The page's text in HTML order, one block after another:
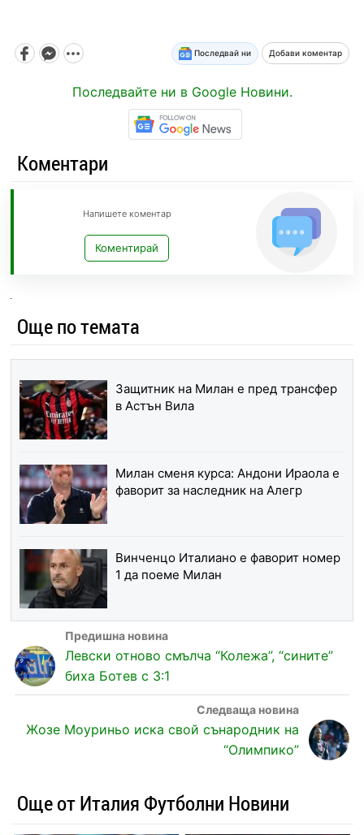
Последвай ни Добави коментар
Последвайте ни в Google Новини.
Коментари
Напишете коментар
Коментирай
Още по темата
Защитник на Милан е пред трансфер
в Астън Вила
Милан сменя курса: Андони Ираола е
фаворит за наследник на Алегр
Винченцо Италиано е фаворит номер
1 да поеме Милан
Левски отново смълча “Колежа”, “сините”
биха Ботев с 3:1
Жозе Моуриньо иска свой сънародник на
“Олимпико”
Още от Италия Футболни Новини